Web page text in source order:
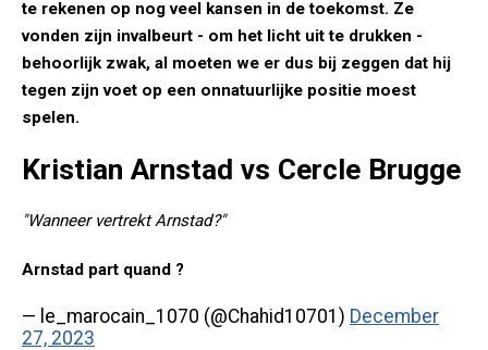
te rekenen op nog veel kansen in de toekomst. Ze
vonden zijn invalbeurt - om het licht uit te drukken -
behoorlijk zwak, al moeten we er dus bij zeggen dat hij
tegen zijn voet op een onnatuurlijke positie moest
spelen.
Kristian Arnstad vs Cercle Brugge
"Wanneer vertrekt Arnstad?"
Arnstad part quand ?
— le_marocain_1070 (@Chahid10701) December
27, 2023